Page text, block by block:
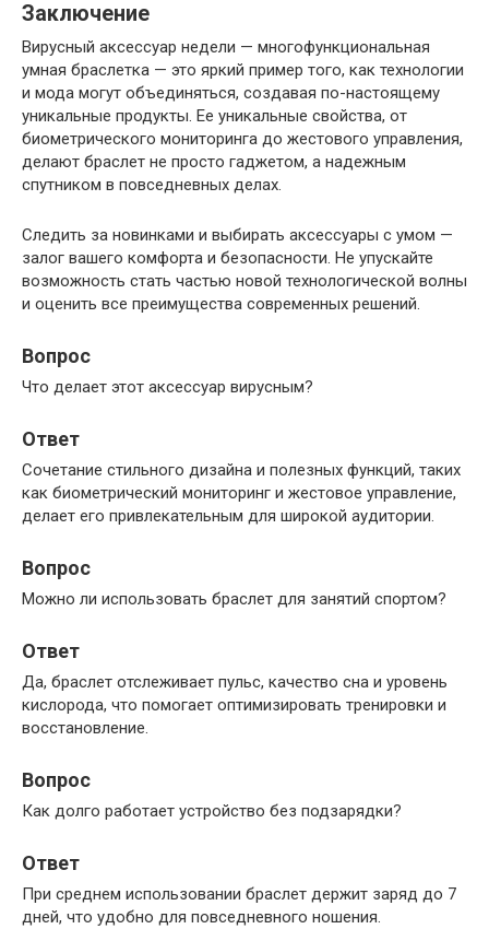
Заключение
Вирусный аксессуар недели — многофункциональная
умная браслетка — это яркий пример того, как технологии
и мода могут объединяться, создавая по-настоящему
уникальные продукты. Ее уникальные свойства, от
биометрического мониторинга до жестового управления,
делают браслет не просто гаджетом, а надежным
спутником в повседневных делах.
Следить за новинками и выбирать аксессуары с умом —
залог вашего комфорта и безопасности. Не упускайте
возможность стать частью новой технологической волны
и оценить все преимущества современных решений.
Вопрос
Что делает этот аксессуар вирусным?
Ответ
Сочетание стильного дизайна и полезных функций, таких
как биометрический мониторинг и жестовое управление,
делает его привлекательным для широкой аудитории.
Вопрос
Можно ли использовать браслет для занятий спортом?
Ответ
Да, браслет отслеживает пульс, качество сна и уровень
кислорода, что помогает оптимизировать тренировки и
восстановление.
Вопрос
Как долго работает устройство без подзарядки?
Ответ
При среднем использовании браслет держит заряд до 7
дней, что удобно для повседневного ношения.